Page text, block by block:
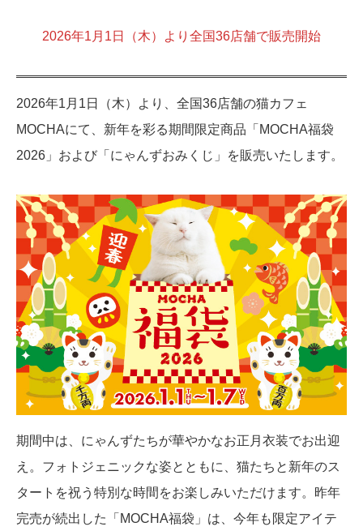
2026年1月1日（木）より全国36店舗で販売開始
2026年1月1日（木）より、全国36店舗の猫カフェ
MOCHAにて、新年を彩る期間限定商品「MOCHA福袋
2026」および「にゃんずおみくじ」を販売いたします。
期間中は、にゃんずたちが華やかなお正月衣装でお出迎
え。フォトジェニックな姿とともに、猫たちと新年のス
タートを祝う特別な時間をお楽しみいただけます。昨年
完売が続出した「MOCHA福袋」は、今年も限定アイテ